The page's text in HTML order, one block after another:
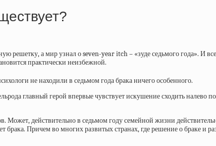
а мир узнал о seven-year itch – «зуде седьмого года». И
практически неизбежной.
не находили в седьмом года брака ничего особенного.
главный герой впервые чувствует искушение сходить налево
Может, действительно в седьмом году семейной жизни
брака. Причем во многих развитых странах, где решение о браке